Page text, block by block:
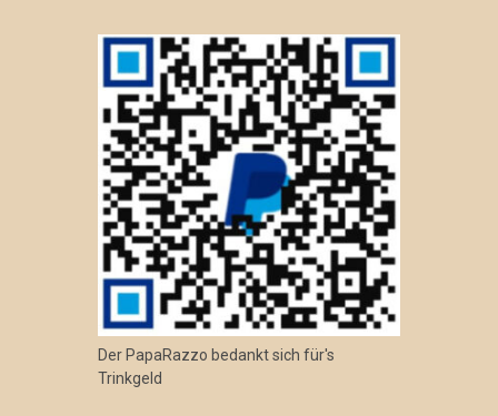
Der PapaRazzo bedankt sich für's
Trinkgeld